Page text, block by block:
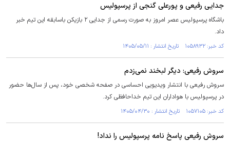
جدایی رفیعی و پورعلی گنجی از پرسپولیس
باشگاه پرسپولیس عصر امروز به صورت رسمی از جدایی ۲ بازیکن باسابقه این تیم خبر
داد.
کد خبر: ۱۰۵۸۹۳۲ تاریخ انتشار : ۱۴۰۵/۰۵/۱۱
سروش رفیعی: دیگر لبخند نمی‌زدم
سروش رفیعی با انتشار ویدیویی احساسی در صفحه شخصی خود، پس از سال‌ها حضور
در پرسپولیس با هواداران این تیم خداحافظی کرد.
کد خبر: ۱۰۵۷۱۰۵ تاریخ انتشار : ۱۴۰۵/۰۴/۳۰
سروش رفیعی پاسخ نامه پرسپولیس را نداد!